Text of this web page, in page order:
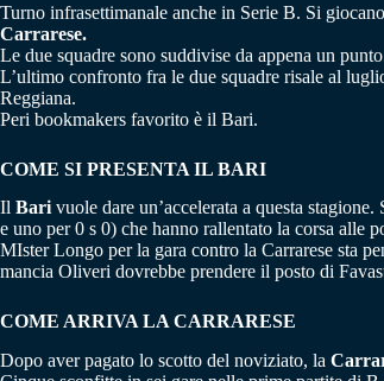
Turno infrasettimanale anche in Serie B. Si
Carrarese.
Le due squadre sono suddivise da appena un
L’ultimo confronto fra le due squadre risale al
Reggiana.
Peri bookmakers favorito è il Bari.
COME SI PRESENTA IL BARI
Il Barivuole dare un’accelerata a questa
e uno per 0 s 0) che hanno rallentato la corsa alle
MIster Longo per la gara contro la Carrarese sta
mancia Oliveri dovrebbe prendere il posto di
COME ARRIVA LA CARRARESE
Dopo aver pagato lo scotto del noviziato, la